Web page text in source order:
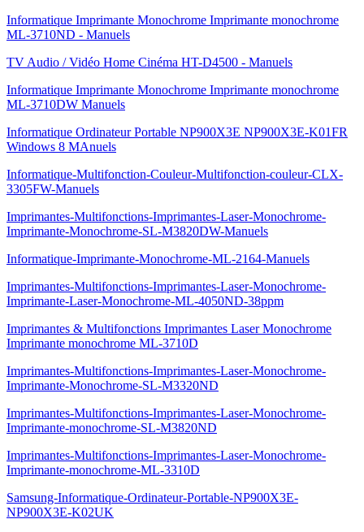
Informatique Imprimante Monochrome Imprimante monochrome
ML-3710ND - Manuels
TV Audio / Vidéo Home Cinéma HT-D4500 - Manuels
Informatique Imprimante Monochrome Imprimante monochrome
ML-3710DW Manuels
Informatique Ordinateur Portable NP900X3E NP900X3E-K01FR
Windows 8 MAnuels
Informatique-Multifonction-Couleur-Multifonction-couleur-CLX-
3305FW-Manuels
Imprimantes-Multifonctions-Imprimantes-Laser-Monochrome-
Imprimante-Monochrome-SL-M3820DW-Manuels
Informatique-Imprimante-Monochrome-ML-2164-Manuels
Imprimantes-Multifonctions-Imprimantes-Laser-Monochrome-
Imprimante-Laser-Monochrome-ML-4050ND-38ppm
Imprimantes & Multifonctions Imprimantes Laser Monochrome
Imprimante monochrome ML-3710D
Imprimantes-Multifonctions-Imprimantes-Laser-Monochrome-
Imprimante-Monochrome-SL-M3320ND
Imprimantes-Multifonctions-Imprimantes-Laser-Monochrome-
Imprimante-monochrome-SL-M3820ND
Imprimantes-Multifonctions-Imprimantes-Laser-Monochrome-
Imprimante-monochrome-ML-3310D
Samsung-Informatique-Ordinateur-Portable-NP900X3E-
NP900X3E-K02UK